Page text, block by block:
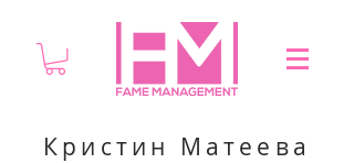
Кристин Матеева